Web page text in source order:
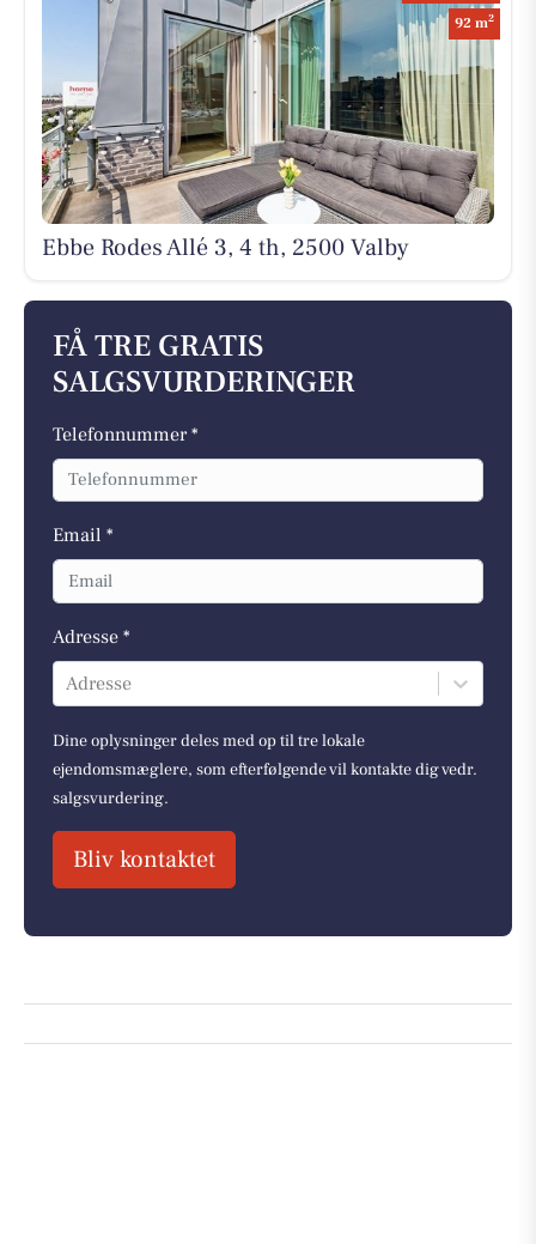
92 m2
Ebbe Rodes Allé 3, 4 th, 2500 Valby
FÅ TRE GRATIS
SALGSVURDERINGER
Telefonnummer *
Email *
Adresse *
Adresse
Dine oplysninger deles med op til tre lokale
ejendomsmæglere, som efterfølgende vil kontakte dig vedr.
salgsvurdering.
Bliv kontaktet